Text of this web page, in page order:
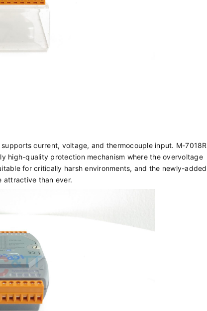
current, voltage, and thermocouple input. M-7018R
high-quality protection mechanism where the overvoltage
for critically harsh environments, and the newly-added
attractive than ever.